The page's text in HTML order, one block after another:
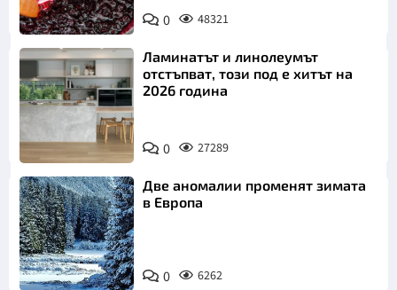
0 48321
Ламинатът и линолеумът
отстъпват, този под е хитът на
2026 година
0 27289
Две аномалии променят зимата
в Европа
0 6262